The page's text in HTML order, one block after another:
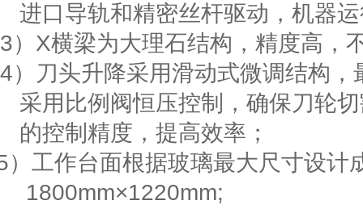
进口导轨和精密丝杆驱动，机器
3） X横梁为大理石结构，精度高，
4）刀头升降采用滑动式微调结构，
采用比例阀恒压控制，确保刀轮
的控制精度，提高效率；
）工作台面根据玻璃最大尺寸设计
1800mm×1220mm;